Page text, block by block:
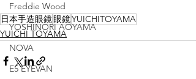
Freddie Wood
YOSHINORI AOYAMA
NOVA
E5 EYEVAN
日本手造眼鏡眼鏡YUICHITOYAMA
YUICHI TOYAMA